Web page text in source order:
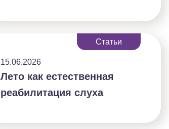
Статьи
15.06.2026
Лето как естественная
реабилитация слуха